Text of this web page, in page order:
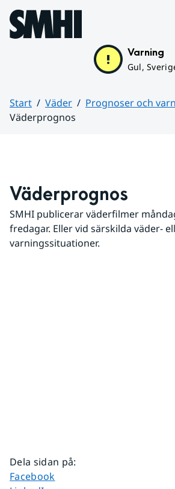
Hoppa till sidans innehåll
Varning
Gul,
Start Väder
Prognoser och
Väderprognos
Väderprognos
SMHI publicerar väderfilmer
fredagar. Eller vid särskilda väder-
varningssituationer.
Dela sidan på:
Dela sidan på
Facebook